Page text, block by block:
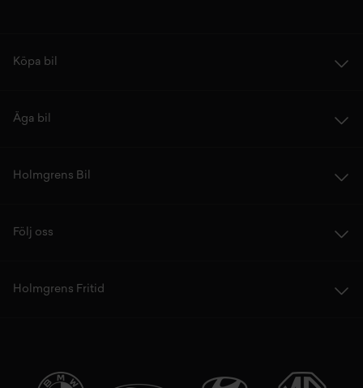
Köpa bil
Äga bil
Holmgrens Bil
Följ oss
Holmgrens Fritid